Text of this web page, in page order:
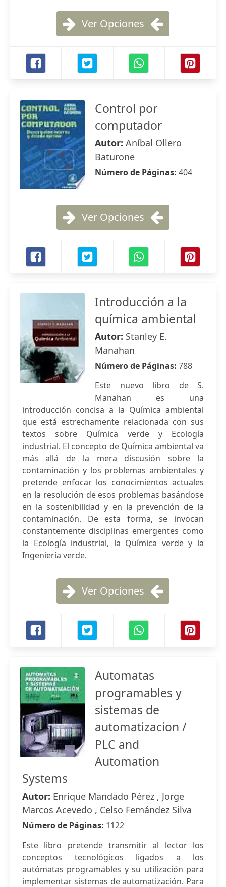
Ver Opciones
Control por
computador
Autor: Aníbal Ollero
Baturone
Número de Páginas: 404
Ver Opciones
Introducción a la
química ambiental
Autor: Stanley E.
Manahan
Número de Páginas: 788
Este nuevo libro de S.
Manahan es una
introducción concisa a la Química ambiental
que está estrechamente relacionada con sus
textos sobre Química verde y Ecología
industrial. El concepto de Química ambiental va
más allá de la mera discusión sobre la
contaminación y los problemas ambientales y
pretende enfocar los conocimientos actuales
en la resolución de esos problemas basándose
en la sostenibilidad y en la prevención de la
contaminación. De esta forma, se invocan
constantemente disciplinas emergentes como
la Ecología industrial, la Química verde y la
Ingeniería verde.
Ver Opciones
Automatas
programables y
sistemas de
automatizacion /
PLC and
Automation
Systems
Autor: Enrique Mandado Pérez , Jorge
Marcos Acevedo , Celso Fernández Silva
Número de Páginas: 1122
Este libro pretende transmitir al lector los
conceptos tecnológicos ligados a los
autómatas programables y su utilización para
implementar sistemas de automatización. Para